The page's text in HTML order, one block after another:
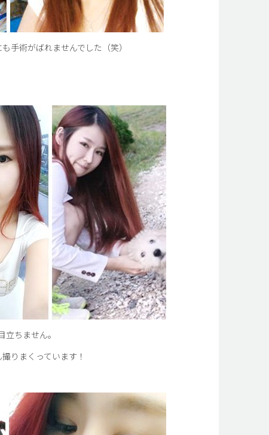
手術がばれませんでした（笑）
ちません。
りまくっています！